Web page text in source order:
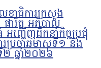
ខាធិការក្រសួង
ារ័ត្ន អភិបាល
ញ្ជើញដឹកនាំកិច្ចប្រជុំ
រប្រចាំឆមាសទី១ និង
ឆ្នាំ២០២៦